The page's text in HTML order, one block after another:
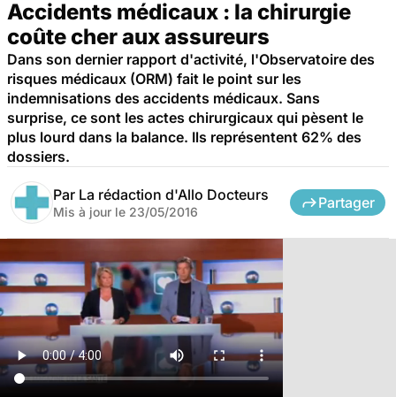
Accidents médicaux : la chirurgie
coûte cher aux assureurs
Dans son dernier rapport d'activité, l'Observatoire des
risques médicaux (ORM) fait le point sur les
indemnisations des accidents médicaux. Sans
surprise, ce sont les actes chirurgicaux qui pèsent le
plus lourd dans la balance. Ils représentent 62% des
dossiers.
Par La rédaction d'Allo Docteurs
Mis à jour le 23/05/2016
Partager